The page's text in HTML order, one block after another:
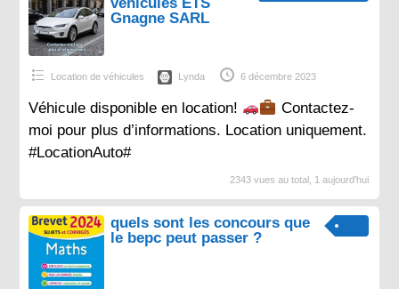
Gnagne SARL
Location de véhicules Lynda 6 décembre 2023
Véhicule disponible en location!
Contactez-
moi pour plus d’informations. Location uniquement.
#LocationAuto#
2343 vues au total, 1 aujourd'hui
quels sont les concours que
le bepc peut passer ?